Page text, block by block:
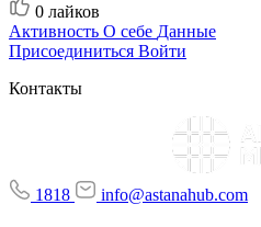
0 лайков
Активность О себе Данные
Присоединиться Войти
Контакты
1818 info@astanahub.com